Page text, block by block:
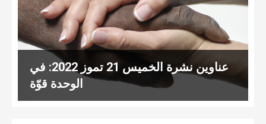
عناوين نشرة الخميس 21 تموز 2022: في
الوحدة قوّة